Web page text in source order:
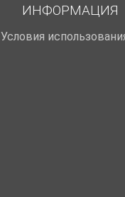
ИНФОРМАЦИЯ
Условия